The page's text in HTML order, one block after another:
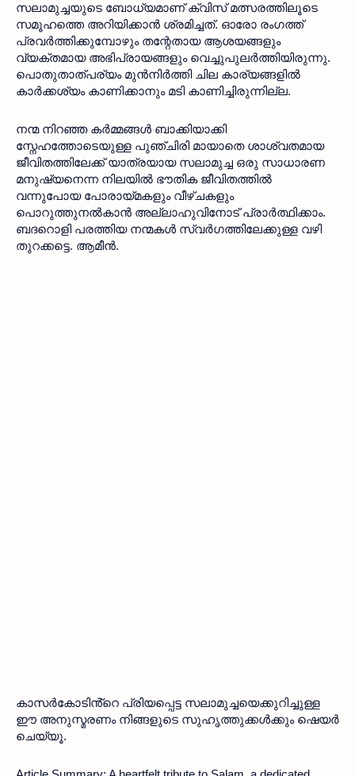
സലാമുച്ചയുടെ ബോധ്യമാണ് ക്വിസ് മത്സരത്തിലൂടെ
സമൂഹത്തെ അറിയിക്കാൻ ശ്രമിച്ചത്. ഓരോ രംഗത്ത്
പ്രവർത്തിക്കുമ്പോഴും തന്റേതായ ആശയങ്ങളും
വ്യക്തമായ അഭിപ്രായങ്ങളും വെച്ചുപുലർത്തിയിരുന്നു.
പൊതുതാത്പര്യം മുൻനിർത്തി ചില കാര്യങ്ങളിൽ
കാർക്കശ്യം കാണിക്കാനും മടി കാണിച്ചിരുന്നില്ല.
നന്മ നിറഞ്ഞ കർമ്മങ്ങൾ ബാക്കിയാക്കി
സ്നേഹത്തോടെയുള്ള പുഞ്ചിരി മായാതെ ശാശ്വതമായ
ജീവിതത്തിലേക്ക് യാത്രയായ സലാമുച്ച ഒരു സാധാരണ
മനുഷ്യനെന്ന നിലയിൽ ഭൗതിക ജീവിതത്തിൽ
വന്നുപോയ പോരായ്മകളും വീഴ്ചകളും
പൊറുത്തുനൽകാൻ അല്ലാഹുവിനോട് പ്രാർത്ഥിക്കാം.
ബദറൊളി പരത്തിയ നന്മകൾ സ്വർഗത്തിലേക്കുള്ള വഴി
തുറക്കട്ടെ. ആമീൻ.
കാസർകോടിൻ്റെ പ്രിയപ്പെട്ട സലാമുച്ചയെക്കുറിച്ചുള്ള
ഈ അനുസ്മരണം നിങ്ങളുടെ സുഹൃത്തുക്കൾക്കും ഷെയർ
ചെയ്യൂ.